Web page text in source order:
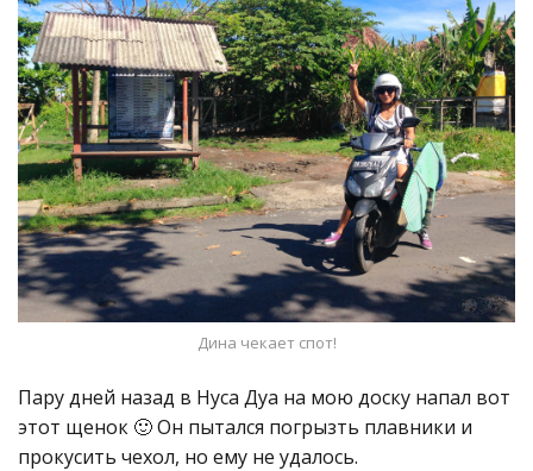
Дина чекает спот!
Пару дней назад в Нуса Дуа на мою доску напал вот
этот щенок 🙂 Он пытался погрызть плавники и
прокусить чехол, но ему не удалось.